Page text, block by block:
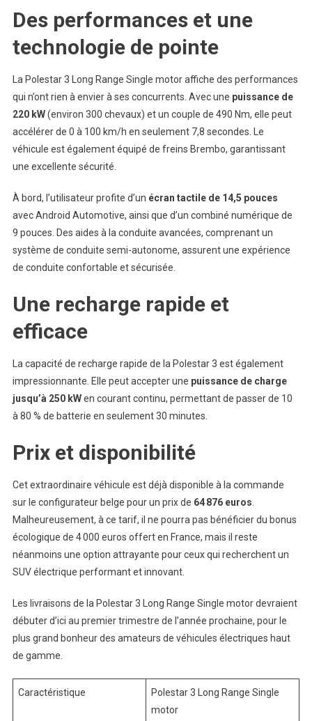
Des performances et une
technologie de pointe
La Polestar 3 Long Range Single motor affiche des performances
qui n’ont rien à envier à ses concurrents. Avec une puissance de
220 kW(environ 300 chevaux) et un couple de 490 Nm, elle peut
accélérer de 0 à 100 km/h en seulement 7,8 secondes. Le
véhicule est également équipé de freins Brembo, garantissant
une excellente sécurité.
À bord, l’utilisateur profite d’un écran tactile de 14,5 pouces
avec Android Automotive, ainsi que d’un combiné numérique de
9 pouces. Des aides à la conduite avancées, comprenant un
système de conduite semi-autonome, assurent une expérience
de conduite confortable et sécurisée.
Une recharge rapide et
efficace
La capacité de recharge rapide de la Polestar 3 est également
impressionnante. Elle peut accepter une puissance de charge
jusqu’à 250 kWen courant continu, permettant de passer de 10
à 80 % de batterie en seulement 30 minutes.
Prix et disponibilité
Cet extraordinaire véhicule est déjà disponible à la commande
sur le configurateur belge pour un prix de 64 876 euros
Malheureusement, à ce tarif, il ne pourra pas bénéficier du bonus
écologique de 4 000 euros offert en France, mais il reste
néanmoins une option attrayante pour ceux qui recherchent un
SUV électrique performant et innovant.
Les livraisons de la Polestar 3 Long Range Single motor devraient
débuter d’ici au premier trimestre de l’année prochaine, pour le
plus grand bonheur des amateurs de véhicules électriques haut
de gamme.
Caractéristique
Polestar 3 Long Range Single
motor